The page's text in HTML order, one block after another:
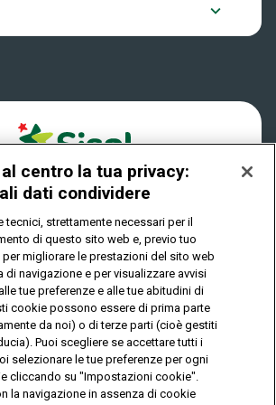
VIETATO AI MINORI E PUÒ CAUSARE
PATOLOGICA
Sisal Italia S.p.A. - P.I. 02433760135
Cookies
Mappa
del
sito
centro la tua privacy:
dati condividere
strettamente necessari per il
di questo sito web e, previo tuo
migliorare le prestazioni del sito web
di navigazione e per visualizzare avvisi
tue preferenze e alle tue abitudini di
cookie possono essere di prima parte
da noi) o di terze parti (cioè gestiti
Puoi scegliere se accettare tutti i
selezionare le tue preferenze per ogni
cliccando su "Impostazioni cookie".
la navigazione in assenza di cookie